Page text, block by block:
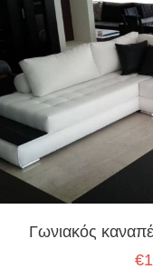
Γωνιακός
€